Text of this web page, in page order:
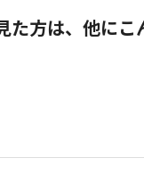
た方は、他に